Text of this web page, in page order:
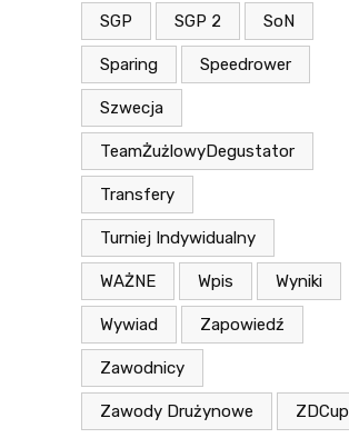
SGP SGP 2 SoN
Sparing Speedrower
Szwecja
TeamŻużlowyDegustator
Transfery
Turniej Indywidualny
WAŻNE Wpis Wyniki
Wywiad Zapowiedź
Zawodnicy
Zawody Drużynowe ZDCup